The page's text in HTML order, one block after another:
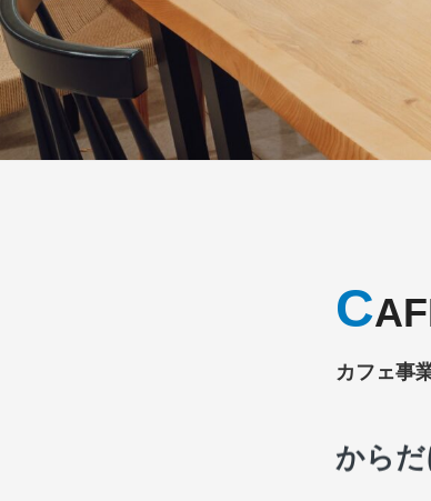
C
カフェ事
から